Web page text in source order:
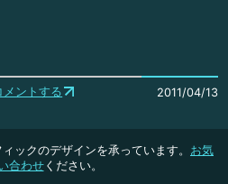
ントする 2011/04/13
ックのデザインを承っています。 お気
合わせください。